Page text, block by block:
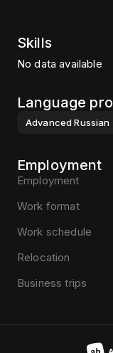
Skills
No data available
Language
Advanced Russian
Employment
Employment
Work format
Work schedule
Relocation
Business trips